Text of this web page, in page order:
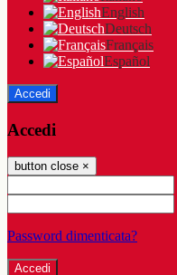
English
Deutsch
Français
Español
Accedi
Accedi
button close ×
Password dimenticata?